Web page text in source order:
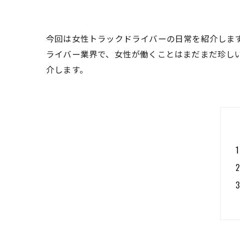
今回は女性トラックドライバーの日常を紹介し
ライバー業界で、女性が働くことはまだまだ珍
介します。